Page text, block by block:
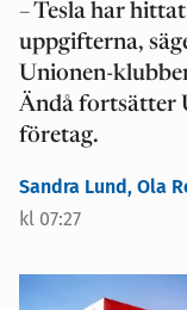
– Tesla har
uppgifterna,
Unionen-
Ändå fortsätter
företag.
Sandra Lund, Ola
kl 07:27